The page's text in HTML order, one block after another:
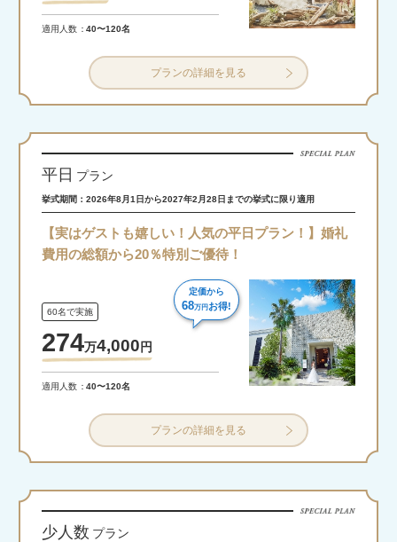
適用人数 40〜120名
プランの詳細を見る
平日 プラン
挙式期間：2026年8月1日から2027年2月28日までの挙式に限り適用
【実はゲストも嬉しい！人気の平日プラン！】婚礼
費用の総額から20％特別ご優待！
60名で実施
274万4,000円
定価から
68万円お得!
適用人数 40〜120名
プランの詳細を見る
少人数 プラン